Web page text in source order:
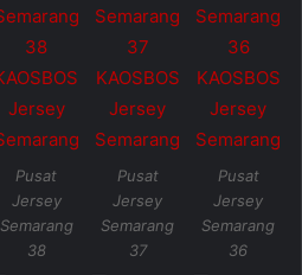
Pusat
Jersey
Semarang
38
Pusat
Jersey
Semarang
37
Pusat
Jersey
Semarang
36